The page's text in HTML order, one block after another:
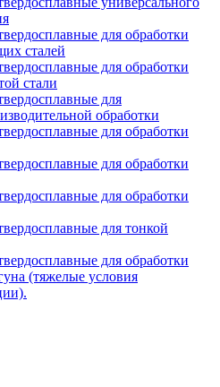
для обработки
сталей
для обработки
стали
для
обработки
для обработки
для обработки
для обработки
для тонкой
для обработки
(тяжелые условия